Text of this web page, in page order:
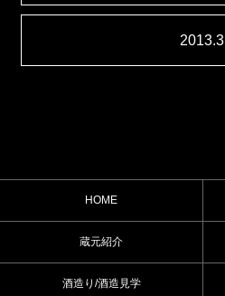
2013.3
HOME
蔵元紹介
酒造り/酒造見学